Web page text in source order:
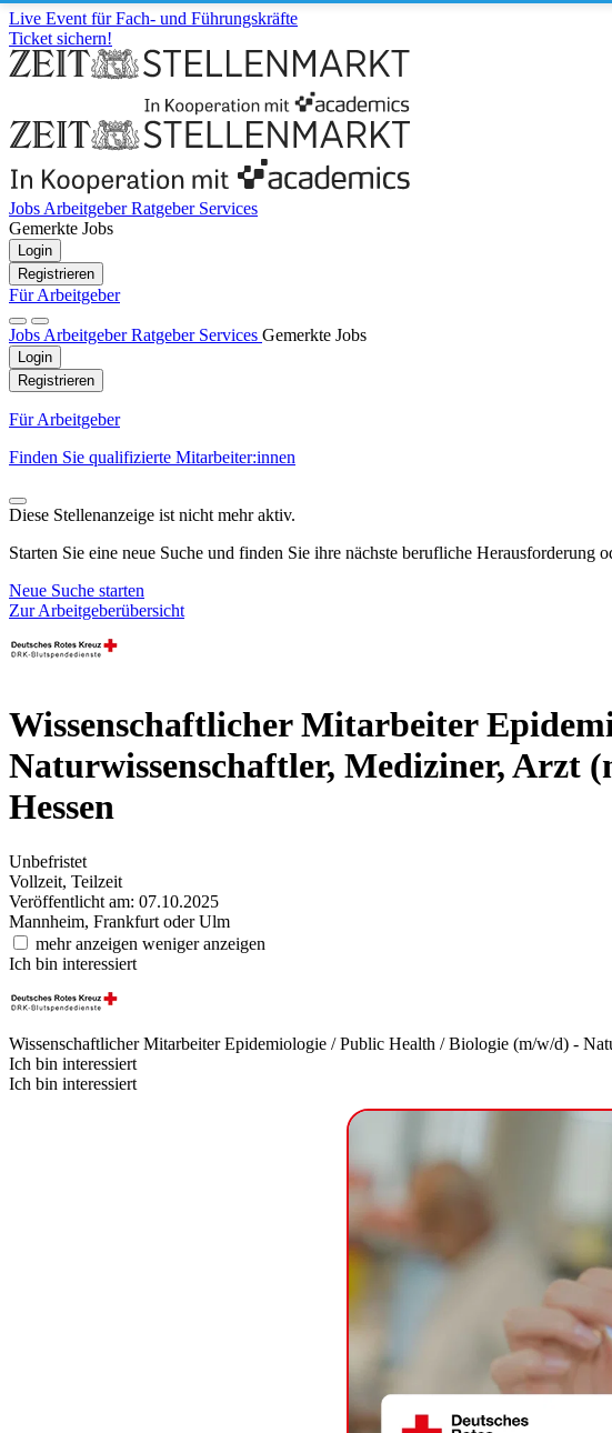
Live Event für Fach- und Führungskräfte
Ticket sichern!
Jobs ArbeitgeberRatgeber Services
Gemerkte Jobs
Login
Registrieren
Für Arbeitgeber
Jobs ArbeitgeberRatgeber Services Gemerkte Jobs
Login
Registrieren
Für Arbeitgeber
Finden Sie qualifizierte Mitarbeiter:innen
Diese Stellenanzeige ist nicht mehr aktiv.
Starten Sie eine neue Suche und finden Sie ihre nächste berufliche Herausforderung
Neue Suche starten
Zur Arbeitgeberübersicht
Wissenschaftlicher Mitarbeiter
Naturwissenschaftler, Mediziner, Arzt
Hessen
Unbefristet
Vollzeit, Teilzeit
Veröffentlicht am: 07.10.2025
Mannheim, Frankfurt oder Ulm
mehr anzeigen weniger anzeigen
Ich bin interessiert
Wissenschaftlicher Mitarbeiter Epidemiologie / Public Health / Biologie (m/w/d) -
Ich bin interessiert
Ich bin interessiert